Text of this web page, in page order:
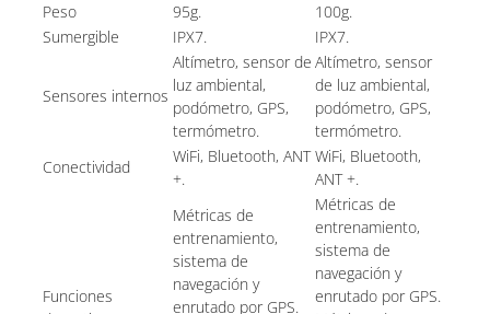
Peso
95g.
100g.
Sumergible
IPX7. IPX7.
Sensores internos
Altímetro, sensor de
luz ambiental,
podómetro, GPS,
termómetro.
Altímetro, sensor
de luz ambiental,
podómetro, GPS,
termómetro.
Conectividad
WiFi, Bluetooth, ANT
+.
WiFi, Bluetooth,
ANT +.
Funciones
Métricas de
entrenamiento,
sistema de
navegación y
enrutado por GPS.
Métricas de
entrenamiento,
sistema de
navegación y
enrutado por GPS.